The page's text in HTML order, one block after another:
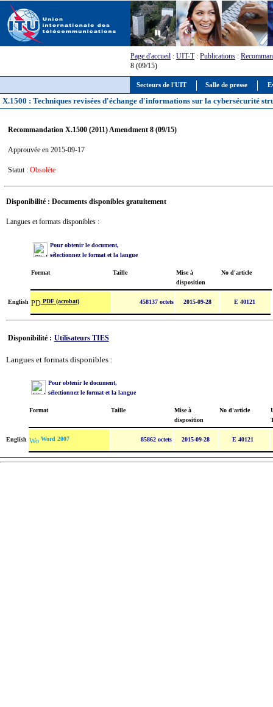
Secteurs de l'UIT Salle de presse
Page d'accueil : UIT-T: Publications :
8 (09/15)
X.1500 : Techniques revisées d'échange d'informations sur la cybersécurité
Recommandation X.1500 (2011) Amendment 8 (09/15)
Approuvée en 2015-09-17
Statut : Obsolète
Disponibilité : Documents disponibles gratuitement
Langues et formats disponibles :
Pour obtenir le document,
sélectionnez le format et la langue
Format Taille
Mise à
disposition
No d'article
English PDF (acrobat) 458137 octets 2015-09-28 E 40121
Disponibilité : Utilisateurs TIES
Langues et formats disponibles :
Pour obtenir le document,
sélectionnez le format et la langue
Format Taille
Mise à
disposition
No d'article
English Word 2007 85862 octets 2015-09-28 E 40121